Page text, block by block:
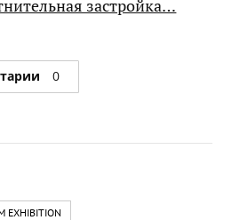
застройка…
0
EXHIBITION